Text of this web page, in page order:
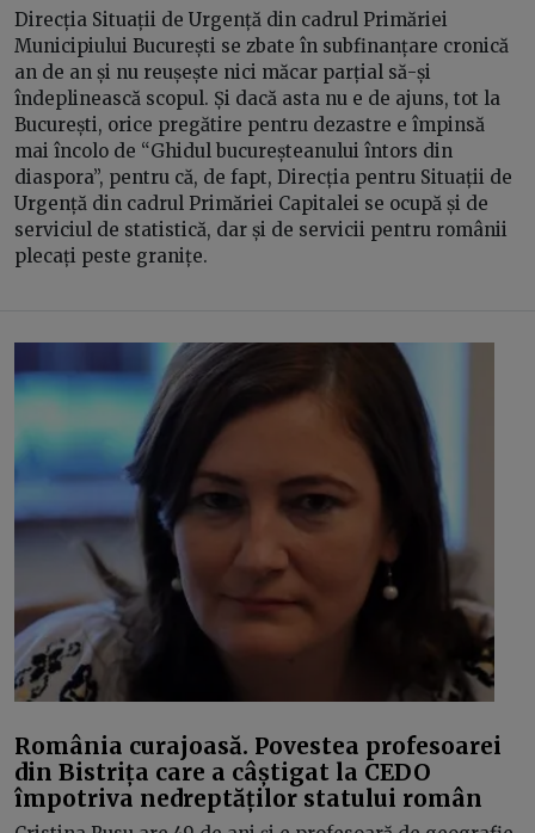
Direcția Situații de Urgență din cadrul Primăriei
Municipiului București se zbate în subfinanțare cronică
an de an și nu reușește nici măcar parțial să-și
îndeplinească scopul. Și dacă asta nu e de ajuns, tot la
București, orice pregătire pentru dezastre e împinsă
mai încolo de “Ghidul bucureșteanului întors din
diaspora”, pentru că, de fapt, Direcția pentru Situații de
Urgență din cadrul Primăriei Capitalei se ocupă și de
serviciul de statistică, dar și de servicii pentru românii
plecați peste granițe.
România curajoasă. Povestea profesoarei
din Bistrița care a câștigat la CEDO
împotriva nedreptăților statului român